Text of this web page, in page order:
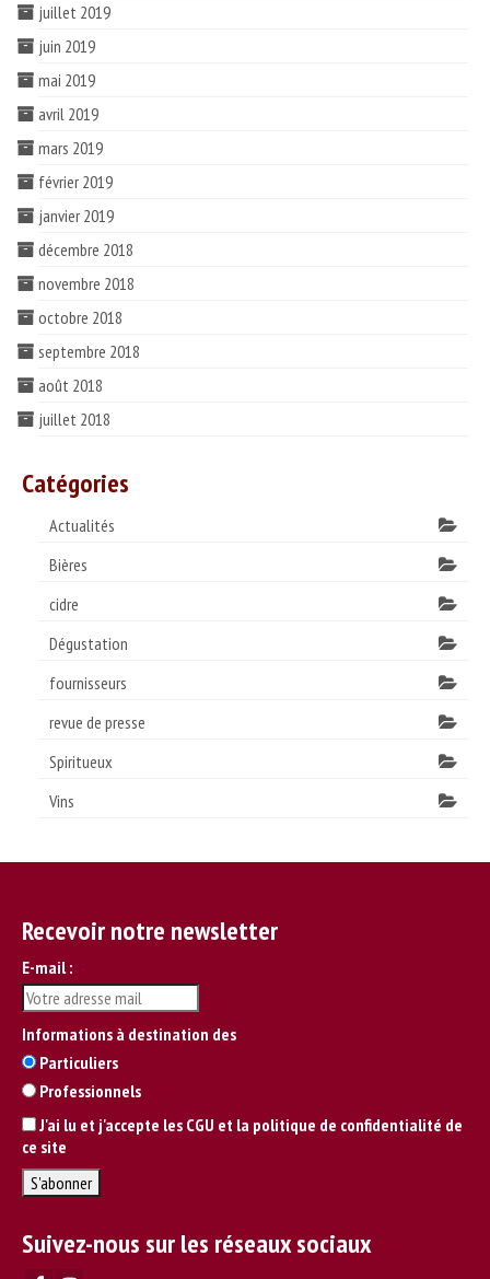
juillet 2019
juin 2019
mai 2019
avril 2019
mars 2019
février 2019
janvier 2019
décembre 2018
novembre 2018
octobre 2018
septembre 2018
août 2018
juillet 2018
Catégories
Actualités
Bières
cidre
Dégustation
fournisseurs
revue de presse
Spiritueux
Vins
Recevoir notre newsletter
E-mail :
Informations à destination des
Particuliers
Professionnels
J'ai lu et j'accepte les CGU et la politique de confidentialité de
ce site
Suivez-nous sur les réseaux sociaux